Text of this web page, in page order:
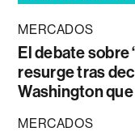
MERCADOS
El debate sobre
resurge tras
Washington
MERCADOS